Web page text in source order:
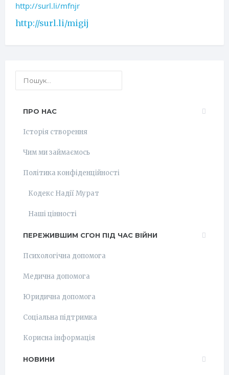
http://surl.li/mfnjr
http://surl.li/migij
ПРО НАС
Історія створення
Чим ми займаємось
Політика конфіденційності
Кодекс Надії Мурат
Наші цінності
ПЕРЕЖИВШИМ СГОН ПІД ЧАС ВІЙНИ
Психологічна допомога
Медична допомога
Юридична допомога
Соціальна підтримка
Корисна інформація
НОВИНИ